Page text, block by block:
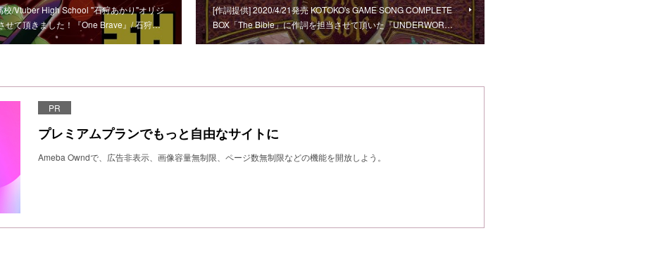
校/Vtuber High School "石狩あかり"オリジ
せて頂きました！『One Brave』/ 石狩…
[作詞提供] 2020/4/21発売 KOTOKO's GAME SONG COMPLETE
BOX「The Bible」に作詞を担当させて頂いた『UNDERWOR…
PR
プレミアムプランでもっと自由なサイトに
Ameba Owndで、広告非表示、画像容量無制限、ページ数無制限などの機能を開放しよう。